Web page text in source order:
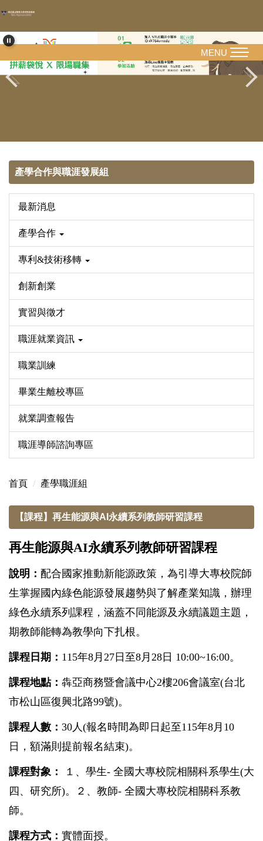
跳
主
內
容
MENU
產學合作與職涯發展組
最新消息
產學合作
專利&技術移轉
創新創業
實習與徵才
職涯就業資訊
職業訓練
畢業生離校專區
就業調查報告
職涯導師諮詢專區
首頁 產學職涯組
【課程】再生能源與AI永續系列教師研習課程
再生能源與AI永續系列教師研習課程
說明： 配合國家推動新能源政策，為引導大專校院師
生掌握國內綠色能源發展趨勢與了解產業知識，辦理
綠色永續系列課程，涵蓋不同能源及永續議題主題，
期教師能轉為教學向下扎根。
課程日期： 115年8月27日至8月28日 10:00~16:00。
課程地點： 犇亞商務暨會議中心2樓206會議室(台北
市松山區復興北路99號)。
課程人數： 30人(報名時間為即日起至115年8月10
日，額滿則提前報名結束)。
課程對象：
１、學生- 全國大專校院相關科系學生(大
四、研究所)。２、教師- 全國大專校院相關科系教
師。
課程方式： 實體面授。